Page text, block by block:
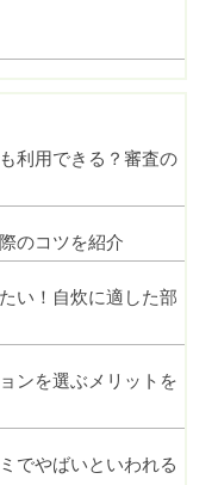
利用できる？審査の
のコツを紹介
い！自炊に適した部
ンを選ぶメリットを
でやばいといわれる